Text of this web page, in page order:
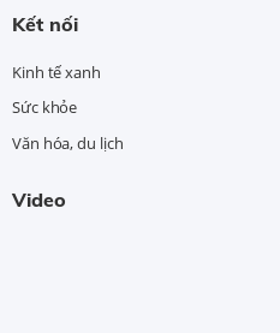
Kết nối
Kinh tế xanh
Sức khỏe
Văn hóa, du lịch
Video